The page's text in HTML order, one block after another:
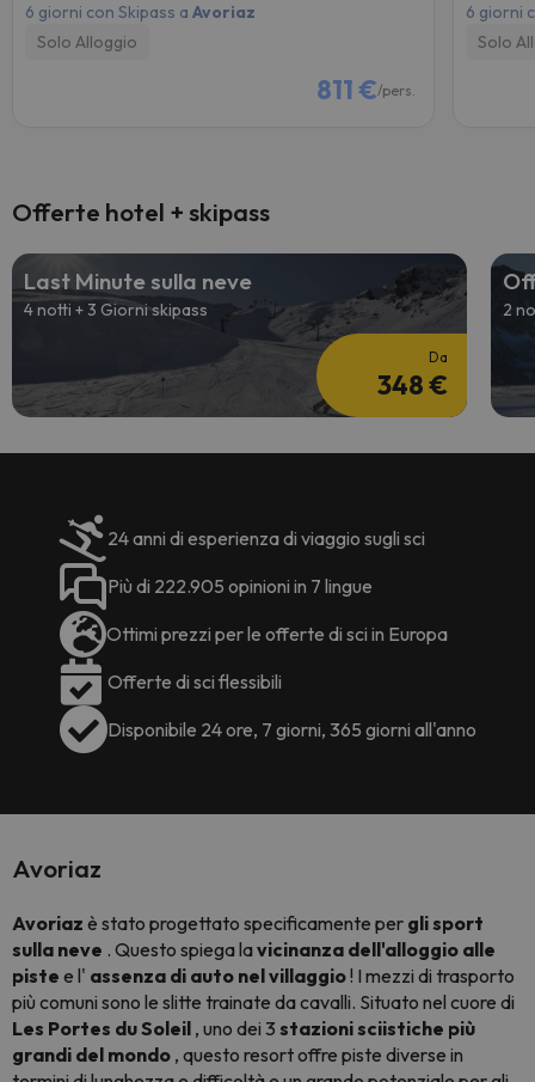
6 giorni con Skipass a Avoriaz
Solo Alloggio
811 €/pers.
6 giorni
Solo
Offerte hotel + skipass
Last Minute sulla neve
4 notti + 3 Giorni skipass
Da
348 €
2
24 anni di esperienza di viaggio sugli sci
Più di 222.905 opinioni in 7 lingue
Ottimi prezzi per le offerte di sci in Europa
Offerte di sci flessibili
Disponibile 24 ore, 7 giorni, 365 giorni all'anno
Avoriaz
Avoriaz è stato progettato specificamente per gli sport
sulla neve . Questo spiega lavicinanza dell'alloggio alle
piste e l' assenza di auto nel villaggio! I mezzi di trasporto
più comuni sono le slitte trainate da cavalli. Situato nel cuore di
Les Portes du Soleil , uno dei 3 stazioni sciistiche più
grandi del mondo , questo resort offre piste diverse in